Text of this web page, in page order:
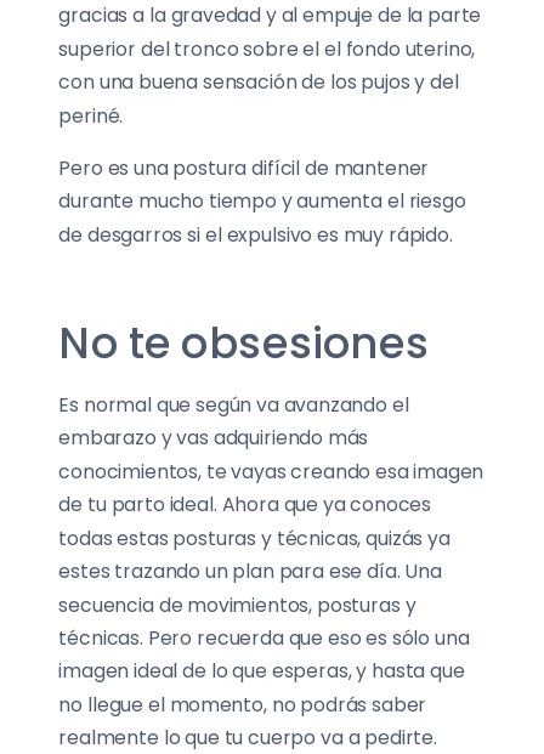
gracias a la gravedad y al empuje de la parte
superior del tronco sobre el el fondo uterino,
con una buena sensación de los pujos y del
periné.
Pero es una postura difícil de mantener
durante mucho tiempo y aumenta el riesgo
de desgarros si el expulsivo es muy rápido.
No te obsesiones
Es normal que según va avanzando el
embarazo y vas adquiriendo más
conocimientos, te vayas creando esa imagen
de tu parto ideal. Ahora que ya conoces
todas estas posturas y técnicas, quizás ya
estes trazando un plan para ese día. Una
secuencia de movimientos, posturas y
técnicas. Pero recuerda que eso es sólo una
imagen ideal de lo que esperas, y hasta que
no llegue el momento, no podrás saber
realmente lo que tu cuerpo va a pedirte.